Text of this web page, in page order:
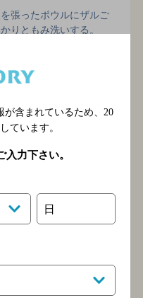
張ったボウルにザルご
りともみ洗いする。
締めることが大切。茹
があく場合は、ごま油
含まれているため、 20
ています。
力下さい。
日